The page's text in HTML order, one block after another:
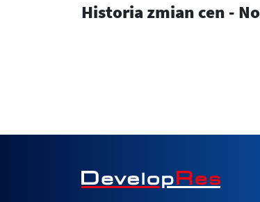
Historia zmian cen -